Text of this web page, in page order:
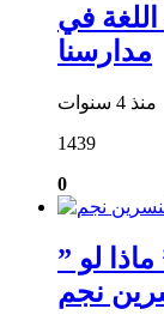
اللغة في
مدارسنا
منذ 4 سنوات
1439
0
لو ”
نجم